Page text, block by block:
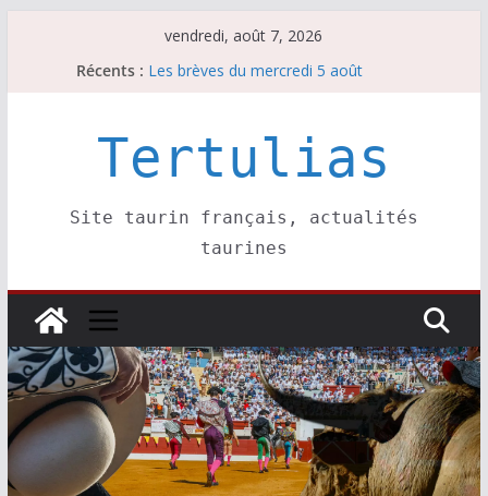
vendredi, août 7, 2026
Récents : Les brèves du mercredi 5 août
Escalafón 2026 – novilleros –
Les brèves du jeudi 6 août
Tertulias
Site taurin français, actualités
taurines